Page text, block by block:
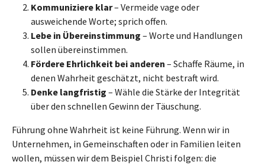
Kommuniziere klar– Vermeide vage oder
ausweichende Worte; sprich offen.
Lebe in Übereinstimmung – Worte und Handlungen
sollen übereinstimmen.
Fördere Ehrlichkeit bei anderen – Schaffe Räume, in
denen Wahrheit geschätzt, nicht bestraft wird.
Denke langfristig – Wähle die Stärke der Integrität
über den schnellen Gewinn der Täuschung.
Führung ohne Wahrheit ist keine Führung. Wenn wir in
Unternehmen, in Gemeinschaften oder in Familien leiten
wollen, müssen wir dem Beispiel Christi folgen: die